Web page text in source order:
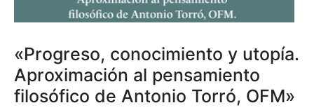
«Progreso, conocimiento y utopía.
Aproximación al pensamiento
filosófico de Antonio Torró, OFM»